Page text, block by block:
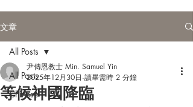
文章
All Posts
Chinese
All Posts
等候神國降臨
尹傳恩教士 Min. Samuel Yin
2025年12月30日 讀畢需時 2 分鐘